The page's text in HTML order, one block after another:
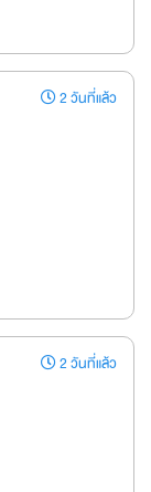
2 วันที่แล้ว
2 วันที่แล้ว